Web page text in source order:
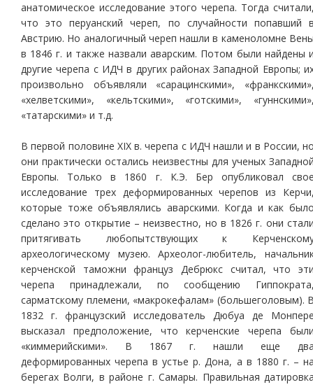
анатомическое исследование этого черепа. Тогда
что это перуанский череп, по случайности попавший
Австрию. Но аналогичный череп нашли в каменоломне
в 1846 г. и также назвали аварским. Потом были найдены
другие черепа с ИДЧ в других районах Западной Европы;
произвольно объявляли «сарацинскими»,
«хелветскими», «кельтскими», «готскими»,
«татарскими» и т.д.
В первой половине XIX в. черепа с ИДЧ нашли и в России,
они практически остались неизвестны для ученых
Европы. Только в 1860 г. К.Э. Бер опубликовал
исследование трех деформированных черепов из
которые тоже объявлялись аварскими. Когда и как
сделано это открытие – неизвестно, но в 1826 г. они
притягивать любопытствующих к
археологическому музею. Археолог-любитель,
керченской таможни француз Дебрюкс считал, что
черепа принадлежали, по сообщению
сарматскому племени, «макрокефалам» (большеголовым).
1832 г. французский исследователь Дюбуа де
высказал предположение, что керченские черепа
«киммерийскими». В 1867 г. нашли еще
деформированных черепа в устье р. Дона, а в 1880 г. –
берегах Волги, в районе г. Самары. Правильная